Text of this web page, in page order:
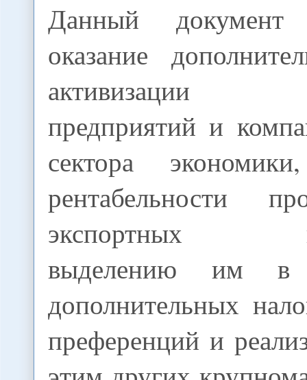
Данный
оказание
активизации
предприятий и
сектора
рентабельности
экспортных
выделению им в
дополнительных
преференций и